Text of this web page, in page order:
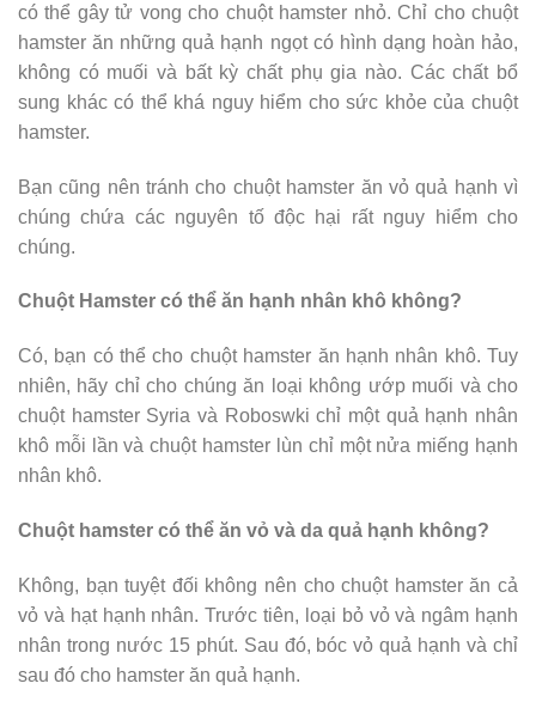
có thể gây tử vong cho chuột hamster nhỏ. Chỉ cho chuột
hamster ăn những quả hạnh ngọt có hình dạng hoàn hảo,
không có muối và bất kỳ chất phụ gia nào. Các chất bổ
sung khác có thể khá nguy hiểm cho sức khỏe của chuột
hamster.
Bạn cũng nên tránh cho chuột hamster ăn vỏ quả hạnh vì
chúng chứa các nguyên tố độc hại rất nguy hiểm cho
chúng.
Chuột Hamster có thể ăn hạnh nhân khô không?
Có, bạn có thể cho chuột hamster ăn hạnh nhân khô. Tuy
nhiên, hãy chỉ cho chúng ăn loại không ướp muối và cho
chuột hamster Syria và Roboswki chỉ một quả hạnh nhân
khô mỗi lần và chuột hamster lùn chỉ một nửa miếng hạnh
nhân khô.
Chuột hamster có thể ăn vỏ và da quả hạnh không?
Không, bạn tuyệt đối không nên cho chuột hamster ăn cả
vỏ và hạt hạnh nhân. Trước tiên, loại bỏ vỏ và ngâm hạnh
nhân trong nước 15 phút. Sau đó, bóc vỏ quả hạnh và chỉ
sau đó cho hamster ăn quả hạnh.